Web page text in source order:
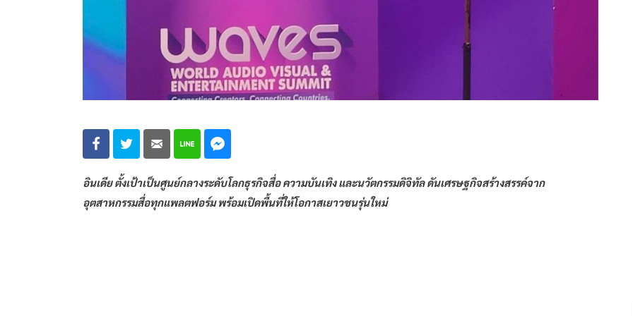
อินเดีย ตั้งเป้าเป็นศูนย์กลางระดับโลกธุรกิจสื่อ ความบันเทิง และนวัตกรรมดิจิทัล ดันเศรษฐกิจสร้างสรรค์จาก
อุตสาหกรรมสื่อทุกแพลตฟอร์ม พร้อมเปิดพื้นที่ให้โอกาสเยาวชนรุ่นใหม่